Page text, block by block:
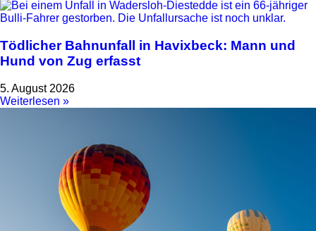
Tödlicher Bahnunfall in Havixbeck: Mann und
Hund von Zug erfasst
5. August 2026
Weiterlesen »